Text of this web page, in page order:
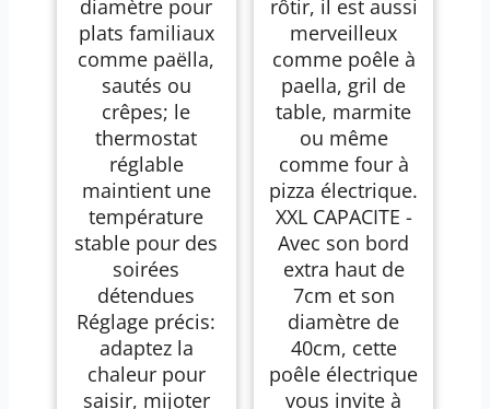
Thermostat
Réglable, Poignées
Froides, PZ-9146
diamètre pour
plats familiaux
comme paëlla,
sautés ou
crêpes; le
thermostat
réglable
maintient une
température
stable pour des
soirées
détendues
Réglage précis:
adaptez la
chaleur pour
saisir, mijoter
rôtir, il est aussi
merveilleux
comme poêle à
paella, gril de
table, marmite
ou même
comme four à
pizza électrique.
XXL CAPACITE -
Avec son bord
extra haut de
7cm et son
diamètre de
40cm, cette
poêle électrique
vous invite à